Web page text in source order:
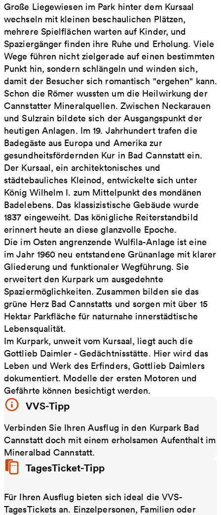
Große Liegewiesen im Park hinter dem Kursaal
wechseln mit kleinen beschaulichen Plätzen,
mehrere Spielflächen warten auf Kinder, und
Spaziergänger finden ihre Ruhe und Erholung. Viele
Wege führen nicht zielgerade auf einen bestimmten
Punkt hin, sondern schlängeln und winden sich,
damit der Besucher sich romantisch "ergehen" kann.
Schon die Römer wussten um die Heilwirkung der
Cannstatter Mineralquellen. Zwischen Neckarauen
und Sulzrain bildete sich der Ausgangspunkt der
heutigen Anlagen. Im 19. Jahrhundert trafen die
Badegäste aus Europa und Amerika zur
gesundheitsfördernden Kur in Bad Cannstatt ein.
Der Kursaal, ein architektonisches und
städtebauliches Kleinod, entwickelte sich unter
König Wilhelm I. zum Mittelpunkt des mondänen
Badelebens. Das klassizistische Gebäude wurde
1837 eingeweiht. Das königliche Reiterstandbild
erinnert heute an diese glanzvolle Epoche.
Die im Osten angrenzende Wulfila-Anlage ist eine
im Jahr 1960 neu entstandene Grünanlage mit klarer
Gliederung und funktionaler Wegführung. Sie
erweitert den Kurpark um ausgedehnte
Spaziermöglichkeiten. Zusammen bilden sie das
grüne Herz Bad Cannstatts und sorgen mit über 15
Hektar Parkfläche für naturnahe innerstädtische
Lebensqualität.
Im Kurpark, unweit vom Kursaal, liegt auch die
Gottlieb Daimler - Gedächtnisstätte. Hier wird das
Leben und Werk des Erfinders, Gottlieb Daimlers
dokumentiert. Modelle der ersten Motoren und
Gefährte können besichtigt werden.
VVS-Tipp
Verbinden Sie Ihren Ausflug in den Kurpark Bad
Cannstatt doch mit einem erholsamen Aufenthalt im
Mineralbad Cannstatt.
TagesTicket-Tipp
Für Ihren Ausflug bieten sich ideal die VVS-
TagesTickets an. Einzelpersonen, Familien oder